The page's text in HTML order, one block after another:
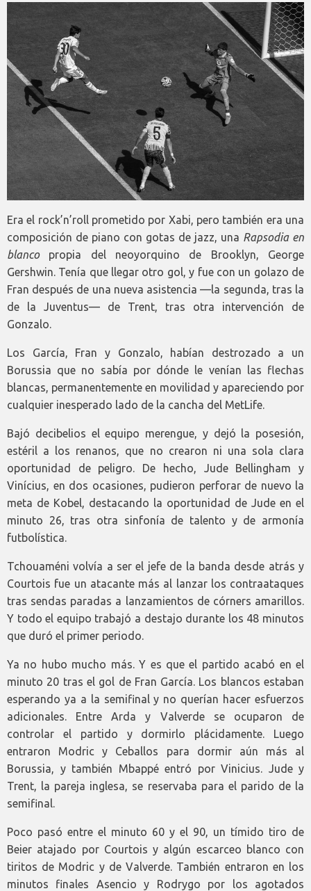
Era el rock’n’roll prometido por Xabi, pero también era una
composición de piano con gotas de jazz, una Rapsodia en
blancopropia del neoyorquino de Brooklyn, George
Gershwin. Tenía que llegar otro gol, y fue con un golazo de
Fran después de una nueva asistencia —la segunda, tras la
de la Juventus— de Trent, tras otra intervención de
Gonzalo.
Los García, Fran y Gonzalo, habían destrozado a un
Borussia que no sabía por dónde le venían las flechas
blancas, permanentemente en movilidad y apareciendo por
cualquier inesperado lado de la cancha del MetLife.
Bajó decibelios el equipo merengue, y dejó la posesión,
estéril a los renanos, que no crearon ni una sola clara
oportunidad de peligro. De hecho, Jude Bellingham y
Vinícius, en dos ocasiones, pudieron perforar de nuevo la
meta de Kobel, destacando la oportunidad de Jude en el
minuto 26, tras otra sinfonía de talento y de armonía
futbolística.
Tchouaméni volvía a ser el jefe de la banda desde atrás y
Courtois fue un atacante más al lanzar los contraataques
tras sendas paradas a lanzamientos de córners amarillos.
Y todo el equipo trabajó a destajo durante los 48 minutos
que duró el primer periodo.
Ya no hubo mucho más. Y es que el partido acabó en el
minuto 20 tras el gol de Fran García. Los blancos estaban
esperando ya a la semifinal y no querían hacer esfuerzos
adicionales. Entre Arda y Valverde se ocuparon de
controlar el partido y dormirlo plácidamente. Luego
entraron Modric y Ceballos para dormir aún más al
Borussia, y también Mbappé entró por Vinicius. Jude y
Trent, la pareja inglesa, se reservaba para el parido de la
semifinal.
Poco pasó entre el minuto 60 y el 90, un tímido tiro de
Beier atajado por Courtois y algún escarceo blanco con
tiritos de Modric y de Valverde. También entraron en los
minutos finales Asencio y Rodrygo por los agotados